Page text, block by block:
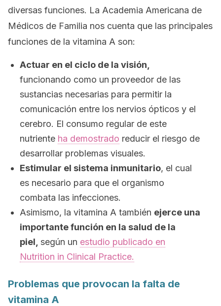
diversas funciones. La Academia Americana de
Médicos de Familia nos cuenta que las principales
funciones de la vitamina A son:
Actuar en el ciclo de la visión,
funcionando como un proveedor de las
sustancias necesarias para permitir la
comunicación entre los nervios ópticos y el
cerebro. El consumo regular de este
nutriente ha demostrado reducir el riesgo de
desarrollar problemas visuales.
Estimular el sistema inmunitario, el cual
es necesario para que el organismo
combata las infecciones.
Asimismo, la vitamina A también ejerce una
importante función en la salud de la
piel, según un estudio publicado en
Nutrition in Clinical Practice.
Problemas que provocan la falta de
vitamina A